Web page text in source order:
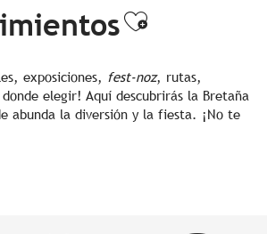
Ajouter
exposiciones, fest-noz, rutas,
elegir! Aquí descubrirás la Bretaña
abunda la diversión y la fiesta. ¡No te